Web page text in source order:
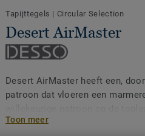
Tapijttegels | Circular Selection
Desert AirMaster
Desert AirMaster heeft een,
patroon dat vloeren een
lagen daaronder is elke
Toon meer